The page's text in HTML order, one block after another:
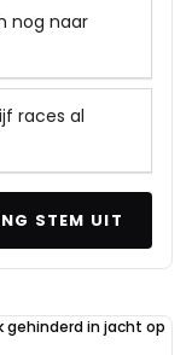
nog naar
races al
STEM UIT
gehinderd in jacht op